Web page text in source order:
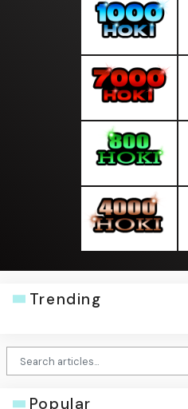
Trending
Popular